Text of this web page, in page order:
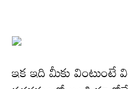
ఇక ఇది మీకు వింటుంటే